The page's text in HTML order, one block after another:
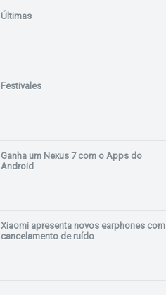
Últimas
Festivales
Ganha um Nexus 7 com o Apps do
Android
Xiaomi apresenta novos earphones com
cancelamento de ruído